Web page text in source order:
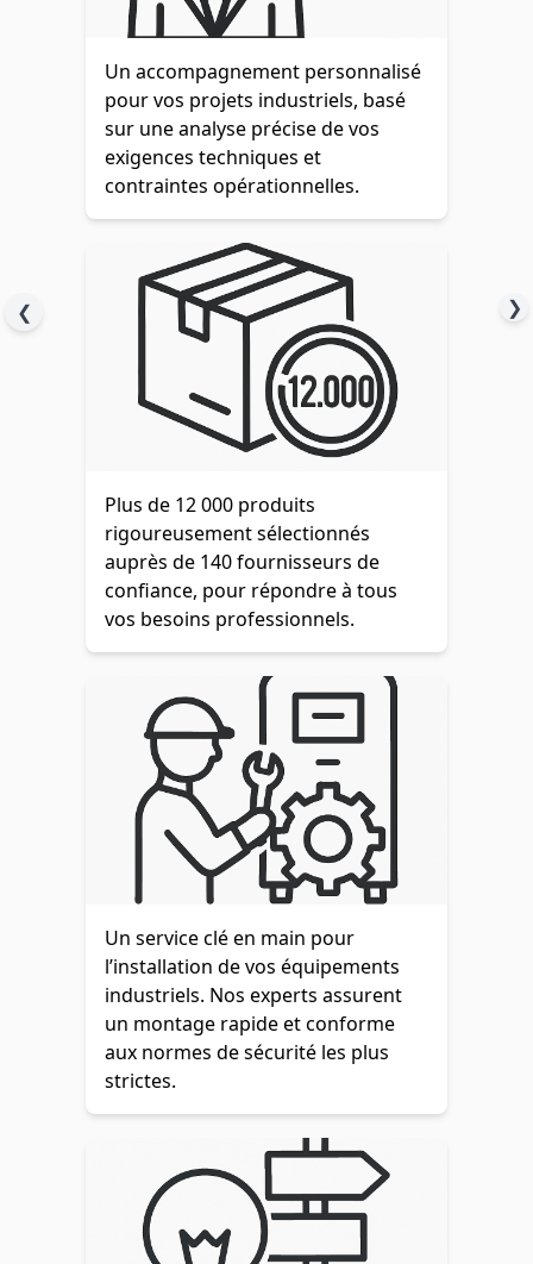
❮ ❯
Un accompagnement personnalisé
pour vos projets industriels, basé
sur une analyse précise de vos
exigences techniques et
contraintes opérationnelles.
Plus de 12 000 produits
rigoureusement sélectionnés
auprès de 140 fournisseurs de
confiance, pour répondre à tous
vos besoins professionnels.
Un service clé en main pour
l’installation de vos équipements
industriels. Nos experts assurent
un montage rapide et conforme
aux normes de sécurité les plus
strictes.